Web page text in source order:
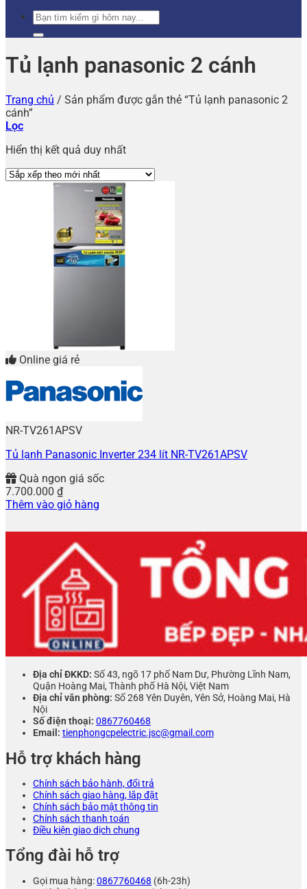
Tìm
kiếm:
Tủ lạnh panasonic 2 cánh
Trang chủ / Sản phẩm được gắn thẻ “Tủ lạnh panasonic 2
cánh”
Lọc
Hiển thị kết quả duy nhất
Online giá rẻ
NR-TV261APSV
Tủ lạnh Panasonic Inverter 234 lít NR-TV261APSV
Quà ngon giá sốc
7.700.000 ₫
Thêm vào giỏ hàng
Địa chỉ ĐKKD: Số 43, ngõ 17 phố Nam Dư, Phường Lĩnh Nam,
Quận Hoàng Mai, Thành phố Hà Nội, Việt Nam
Địa chỉ văn phòng: Số 268 Yên Duyên, Yên Sở, Hoàng Mai, Hà
Nội
Số điện thoại: 0867760468
Email: tienphongcpelectric.jsc@gmail.com
Hỗ trợ khách hàng
Chính sách bảo hành, đổi trả
Chính sách giao hàng, lắp đặt
Chính sách bảo mật thông tin
Chính sách thanh toán
Điều kiện giao dịch chung
Tổng đài hỗ trợ
Gọi mua hàng:0867760468 (6h-23h)